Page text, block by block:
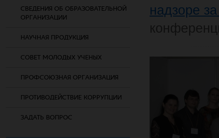
СВЕДЕНИЯ ОБ ОБРАЗОВАТЕЛЬНОЙ
ОРГАНИЗАЦИИ
НАУЧНАЯ ПРОДУКЦИЯ
СОВЕТ МОЛОДЫХ УЧЕНЫХ
ПРОФСОЮЗНАЯ ОРГАНИЗАЦИЯ
ПРОТИВОДЕЙСТВИЕ КОРРУПЦИИ
ЗАДАТЬ ВОПРОС
надзоре